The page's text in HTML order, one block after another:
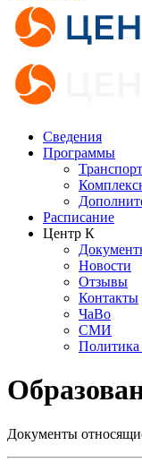
Сведения
Программы
Расписание
Центр К
Новости
Отзывы
Контакты
ЧаВо
СМИ
Документы